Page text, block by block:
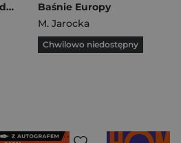
Atlas Unii Europejskiej dla dzieci
Baśnie Europy
M. Jarocka
Chwilowo niedostępny